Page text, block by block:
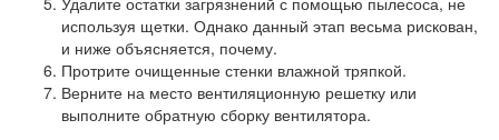
используя щетки. Однако данный этап весьма рискован,
и ниже объясняется, почему.
Протрите очищенные стенки влажной тряпкой.
Верните на место вентиляционную решетку или
выполните обратную сборку вентилятора.